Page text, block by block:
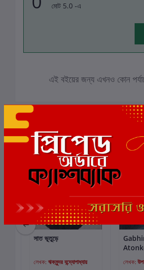
মোট 5.0 -এ
এই বইয়ের জন্য এখনও কোন
সংশ্লিষ্ট বই
কার্টে যোগ করুন
সাত ভূতুড়ে
লেখক: ঋকসুন্দর বন্দ্যোপাধ্যায় লেখক: